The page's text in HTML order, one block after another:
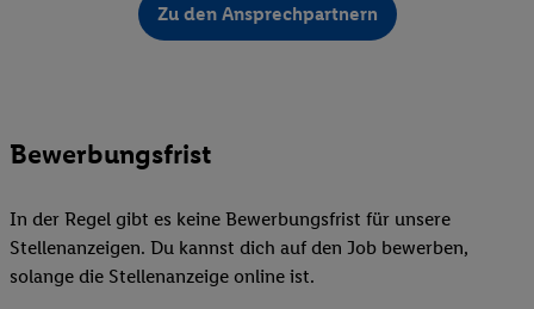
Zu den Ansprechpartnern
Bewerbungsfrist
In der Regel gibt es keine Bewerbungsfrist für unsere
Stellenanzeigen. Du kannst dich auf den Job bewerben,
solange die Stellenanzeige online ist.